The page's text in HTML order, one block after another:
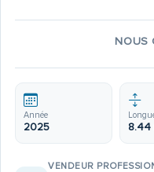
NOUS
Année
2025 8.44
VENDEUR